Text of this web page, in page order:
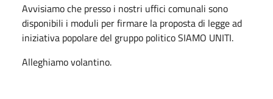
Avvisiamo che presso i nostri uffici comunali sono
disponibili i moduli per firmare la proposta di legge ad
iniziativa popolare del gruppo politico SIAMO UNITI.
Alleghiamo volantino.